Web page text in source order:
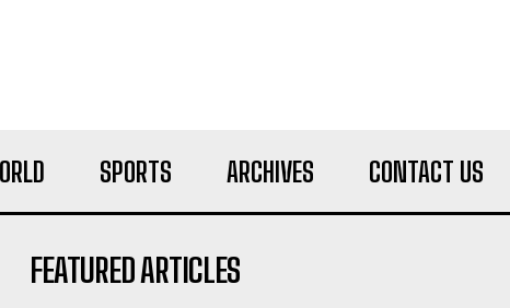
SPORTS ARCHIVES CONTACT US
FEATURED ARTICLES